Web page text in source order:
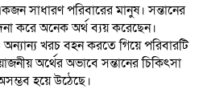
সাধারণ পরিবারের মানুষ। সন্তানের
করে অনেক অর্থ ব্যয় করেছেন।
অন্যান্য খরচ বহন করতে গিয়ে পরিবারটি
অর্থের অভাবে সন্তানের চিকিৎসা
হয়ে উঠেছে।